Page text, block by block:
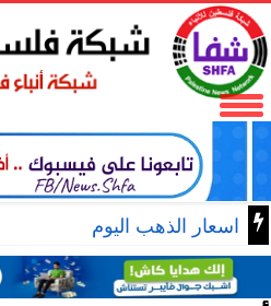
اسعار الذهب اليوم